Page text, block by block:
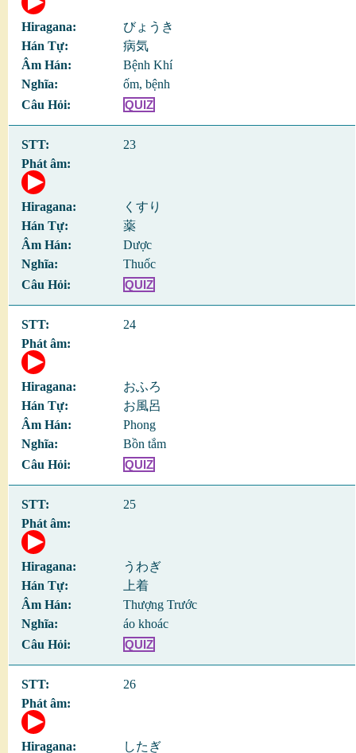
びょうき
病気
Bệnh Khí
ốm, bệnh
QUIZ
23
くすり
薬
Dược
Thuốc
QUIZ
24
おふろ
お風呂
Phong
Bồn tắm
QUIZ
25
うわぎ
上着
Thượng Trước
áo khoác
QUIZ
26
したぎ